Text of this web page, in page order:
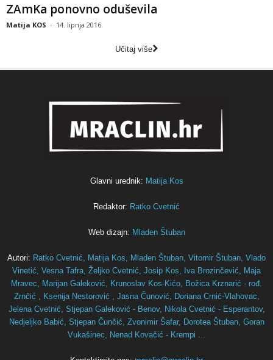
ZAmKa ponovno oduševila
Matija KOS - 14. lipnja 2016.
Učitaj više
Glavni urednik: Matija Kos
Redaktor: Ratko Cvetnić
Web dizajn: Mladen Štuban
Autori: Ratko Cvetnić, Matija Kos, Mladen Štuban, Vitomir Štuban, Vlado
Vinetić, Vesna Tafra, Željko Cvetnić, Josip Kos, Iva Brozinčević,
Maja
Mravec,
Marijan Galeković, Krunoslav Kos-Kićo,
Božica Krznarić - rođ.
Zrnčić ,
Ksenija Nestorović , Jasna Čunović,
Doriana Crnić-Vlahovac,
Jelena Cvetnić, Stjepan Galeković - Benov, Nikola Cvetnić - Esperantov,
Nedjeljko Babić, Stjepan Čunčić, Zvonimir Šafar, Dorotea Štuban, Goran
Vukašinec,
Nenad Kovačić - Krempi ...